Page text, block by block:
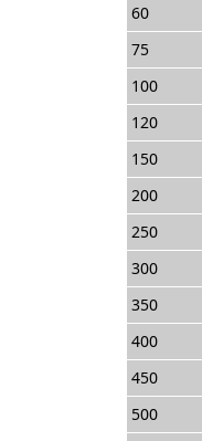
60
75
100
120
150
200
250
300
350
400
450
500